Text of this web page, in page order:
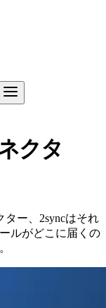
クタ
ター、2syncはそれ
ルがどこに届くの